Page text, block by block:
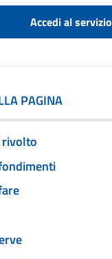
Accedi al servizio
PAGINA
rivolto